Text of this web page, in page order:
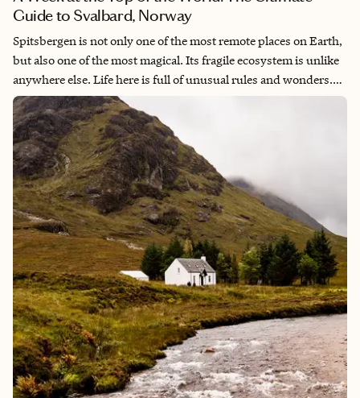
Guide to Svalbard, Norway
Spitsbergen is not only one of the most remote places on Earth,
but also one of the most magical. Its fragile ecosystem is unlike
anywhere else. Life here is full of unusual rules and wonders.
The main modes of transport are snowmobiles and dog sleds.
Due to limited medical and burial infrastructure, you're not
allowed to give birth or die on the island. Longyearbyen, the
main settlement, is home to only around 2,400 residents, with
just a few dozen born on Svalbard itself. There are no trees or
natural vegetation. The island is famous for its otherworldly
blue light during Polar Night, when the sun doesn’t rise for
weeks — just as in summer, it never sets. Wildlife like reindeer
and Arctic foxes roam freely, and the constant awareness of
nearby polar bears adds to a thrilling sense of wilderness and
wonder. Visiting this surreal, icy frontier feels like stepping into
another world.